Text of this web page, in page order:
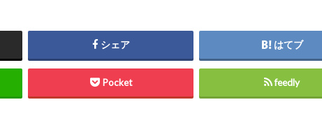
シェア はてブ
Pocket feedly